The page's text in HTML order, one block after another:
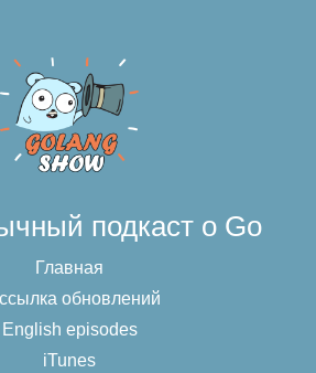
подкаст о Go
Главная
обновлений
English episodes
iTunes